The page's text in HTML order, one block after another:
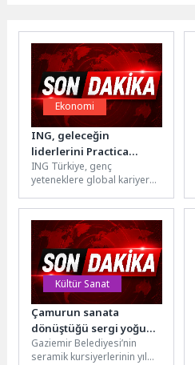
Ekonomi
ING, geleceğin
liderlerini Practica
Camp’ta bir araya getirdi
ING Türkiye, genç
yeteneklere global kariyer
başlangıç sunmayı
hedefleyen Uluslararası
Yetenek Programı’nın...
Kültür Sanat
Çamurun sanata
dönüştüğü sergi yoğun
ilgi gördü
Gaziemir Belediyesi’nin
seramik kursiyerlerinin yıl